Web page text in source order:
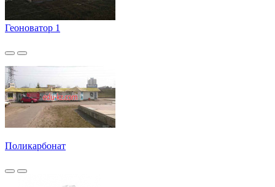
Геоноватор 1
Поликарбонат